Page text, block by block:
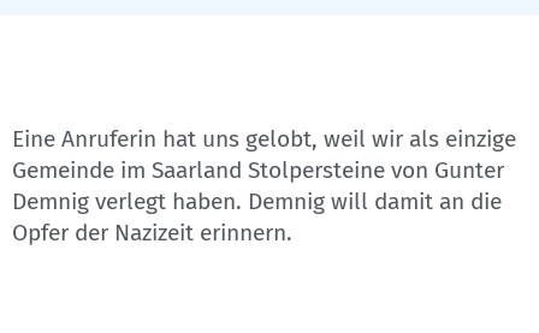
Eine Anruferin hat uns gelobt, weil wir als einzige
Gemeinde im Saarland Stolpersteine von Gunter
Demnig verlegt haben. Demnig will damit an die
Opfer der Nazizeit erinnern.